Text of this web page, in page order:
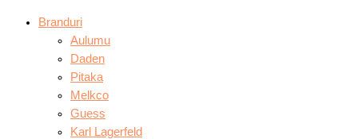
Branduri
Aulumu
Daden
Pitaka
Melkco
Guess
Karl Lagerfeld